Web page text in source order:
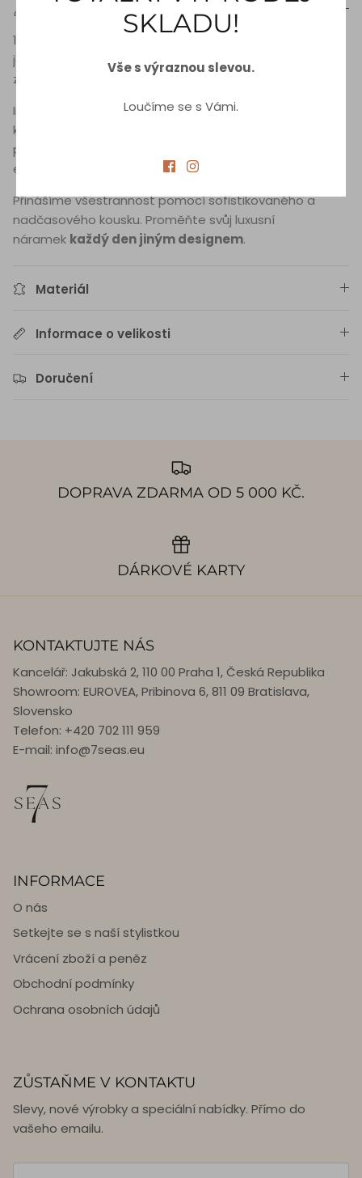
100% Hedvábný Šátek, zpracovaný k dokonalosti s
jedinečným designem inspirovaným znameními
zvěrokruhu.
Inspirace zvěrokruhemneznamená omezení
konkrétní znamení – každý šátek se může
pochlubit
experimentovat s množstvím designů.
Přinášíme všestrannost pomocí sofistikovaného a
nadčasového kousku. Proměňte svůj luxusní
náramek každý den jiným designem.
Materiál
Informace o velikosti
Doručení
DOPRAVA ZDARMA OD 5 000 KČ.
DÁRKOVÉ KARTY
KONTAKTUJTE NÁS
Kancelář: Jakubská 2, 110 00 Praha 1, Česká Republika
Showroom: EUROVEA, Pribinova 6, 811 09 Bratislava,
Slovensko
Telefon: +420 702 111 959
E-mail: info@7seas.eu
INFORMACE
O nás
Setkejte se s naší stylistkou
Vrácení zboží a peněz
Obchodní podmínky
Ochrana osobních údajů
ZŮSTAŇME V KONTAKTU
Slevy, nové výrobky a speciální nabídky. Přímo do
vašeho emailu.
SKLADU!
Vše s výraznou slevou.
Loučíme se s Vámi.